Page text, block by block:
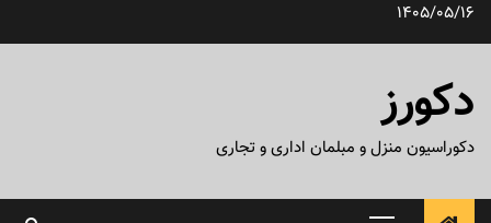
پرش1405/05/16
دکورز
دکوراسیون منزل و مبلمان اداری و تجاری